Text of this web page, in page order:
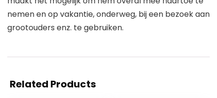
nemen en op vakantie, onderweg, bij een bezoek aan
grootouders enz. te gebruiken.
Related Products